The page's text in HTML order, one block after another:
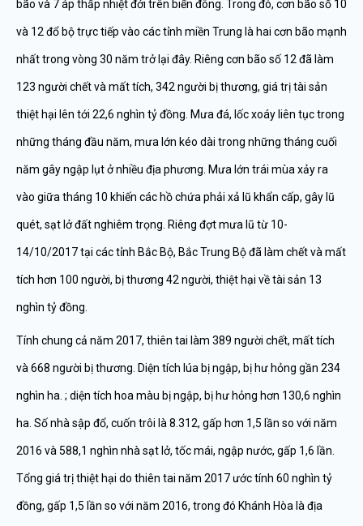
bão và 7 áp thấp nhiệt đới trên biển đông. Trong đó, cơn bão số 10
và 12 đổ bộ trực tiếp vào các tỉnh miền Trung là hai cơn bão mạnh
nhất trong vòng 30 năm trở lại đây. Riêng cơn bão số 12 đã làm
123 người chết và mất tích, 342 người bị thương, giá trị tài sản
thiệt hại lên tới 22,6 nghìn tỷ đồng. Mưa đá, lốc xoáy liên tục trong
những tháng đầu năm, mưa lớn kéo dài trong những tháng cuối
năm gây ngập lụt ở nhiều địa phương. Mưa lớn trái mùa xảy ra
vào giữa tháng 10 khiến các hồ chứa phải xả lũ khẩn cấp, gây lũ
quét, sạt lở đất nghiêm trọng. Riêng đợt mưa lũ từ 10-
14/10/2017 tại các tỉnh Bắc Bộ, Bắc Trung Bộ đã làm chết và mất
tích hơn 100 người, bị thương 42 người, thiệt hại về tài sản 13
nghìn tỷ đồng.
Tính chung cả năm 2017, thiên tai làm 389 người chết, mất tích
và 668 người bị thương. Diện tích lúa bị ngập, bị hư hỏng gần 234
nghìn ha. ; diện tích hoa màu bị ngập, bị hư hỏng hơn 130,6 nghìn
ha. Số nhà sập đổ, cuốn trôi là 8.312, gấp hơn 1,5 lần so với năm
2016 và 588,1 nghìn nhà sạt lở, tốc mái, ngập nước, gấp 1,6 lần.
Tổng giá trị thiệt hại do thiên tai năm 2017 ước tính 60 nghìn tỷ
đồng, gấp 1,5 lần so với năm 2016, trong đó Khánh Hòa là địa